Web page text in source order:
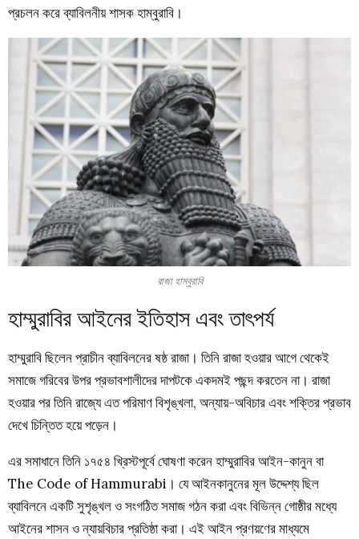
প্রচলন করে ব্যাবিলনীয় শাসক হাম্বুরাবি।
রাজা হাম্বুরাবি
হাম্মুরাবির আইনের ইতিহাস এবং তাৎপর্য
হাম্মুরাবি ছিলেন প্রাচীন ব্যাবিলনের ষষ্ঠ রাজা। তিনি রাজা হওয়ার আগে থেকেই
সমাজে গরিবের উপর প্রভাবশালীদের দাপটকে একদমই পছন্দ করতেন না। রাজা
হওয়ার পর তিনি রাজ্যে এত পরিমাণ বিশৃঙ্খলা, অন্যায়-অবিচার এবং শক্তির প্রভাব
দেখে চিন্তিত হয়ে পড়েন।
এর সমাধানে তিনি ১৭৫৪ খ্রিস্টপূর্বে ঘোষণা করেন হাম্মুরাবির আইন-কানুন বা
The Code of Hammurabi। যে আইনকানুনের মূল উদ্দেশ্য ছিল
ব্যাবিলনে একটি সুশৃঙ্খল ও সংগঠিত সমাজ গঠন করা এবং বিভিন্ন গোষ্ঠীর মধ্যে
আইনের শাসন ও ন্যায়বিচার প্রতিষ্ঠা করা। এই আইন প্রণয়ণের মাধ্যমে